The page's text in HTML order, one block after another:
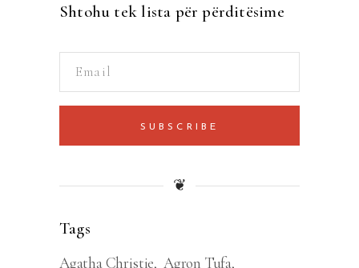
Shtohu tek lista për përditësime
SUBSCRIBE
❦
Tags
Agatha Christie Agron Tufa